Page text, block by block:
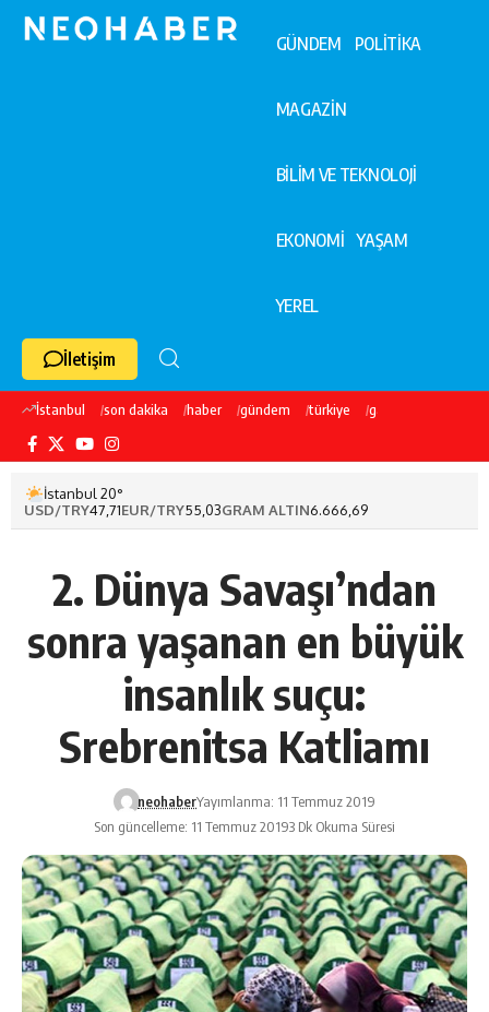
GÜNDEM POLİTİKA
MAGAZİN
BİLİM VE TEKNOLOJİ
EKONOMİ YAŞAM
YEREL
İletişim
İstanbul son dakika haber gündem türkiye galatasaray
İstanbul 20°
USD/TRY47,71EUR/TRY55,03GRAM ALTIN6.666,69
2. Dünya Savaşı’ndan
sonra yaşanan en büyük
insanlık suçu:
Srebrenitsa Katliamı
neohaberYayımlanma: 11 Temmuz 2019
Son güncelleme: 11 Temmuz 20193 Dk Okuma Süresi